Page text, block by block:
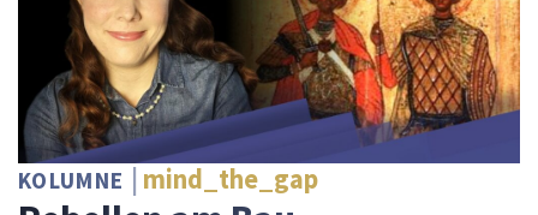
KOLUMNE mind_the_gap